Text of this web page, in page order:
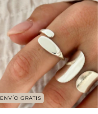
ENVÍO GRATIS